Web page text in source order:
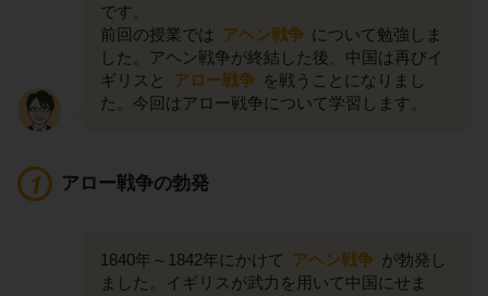
です。
前回の授業では
アヘン戦争 について勉強しま
した。アヘン戦争が終結した後、中国は再びイ
ギリスと
アロー戦争 を戦うことになりまし
た。今回はアロー戦争について学習します。
アロー戦争の勃発
1840年～1842年にかけて アヘン戦争 が勃発し
ました。イギリスが武力を用いて中国にせま